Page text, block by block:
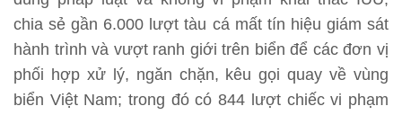
chia sẻ gần 6.000 lượt tàu cá mất tín hiệu giám sát
hành trình và vượt ranh giới trên biển để các đơn vị
phối hợp xử lý, ngăn chặn, kêu gọi quay về vùng
biển Việt Nam; trong đó có 844 lượt chiếc vi phạm